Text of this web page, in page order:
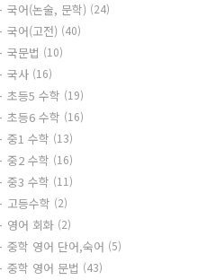
국어(논술, 문학) (24)
국어(고전) (40)
국문법 (10)
국사 (16)
초등5 수학 (19)
초등6 수학 (16)
중1 수학 (13)
중2 수학 (16)
중3 수학 (11)
고등수학 (2)
영어 회화 (2)
중학 영어 단어,숙어 (5)
중학 영어 문법 (43)